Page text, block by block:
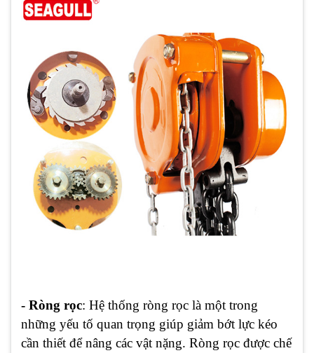
- Ròng rọc: Hệ thống ròng rọc là một trong
những yếu tố quan trọng giúp giảm bớt lực kéo
cần thiết để nâng các vật nặng. Ròng rọc được chế